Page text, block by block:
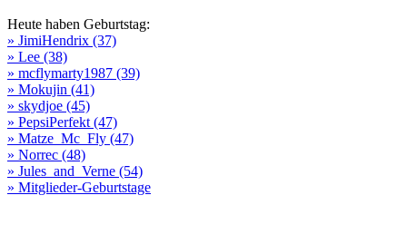
Heute haben Geburtstag:
» JimiHendrix (37)
» Lee (38)
» mcflymarty1987 (39)
» Mokujin (41)
» skydjoe (45)
» PepsiPerfekt (47)
» Matze_Mc_Fly (47)
» Norrec (48)
» Jules_and_Verne (54)
» Mitglieder-Geburtstage